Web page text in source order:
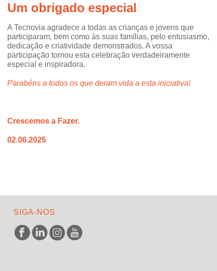
Um obrigado especial
A Tecnovia agradece a todas as crianças e jovens que
participaram, bem como às suas famílias, pelo entusiasmo,
dedicação e criatividade demonstrados. A vossa
participação tornou esta celebração verdadeiramente
especial e inspiradora.
Parabéns a todos os que deram vida a esta iniciativa!
Crescemos a Fazer.
02.06.2025
SIGA-NOS